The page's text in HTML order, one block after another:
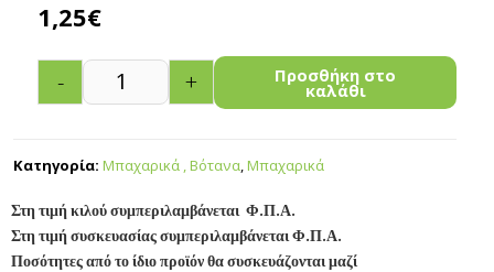
1,25€
- + Προσθήκη στο
καλάθι
Κατηγορία: Μπαχαρικά , Βότανα,Μπαχαρικά
Στη τιμή κιλού συμπεριλαμβάνεται Φ.Π.Α.
Στη τιμή συσκευασίας συμπεριλαμβάνεται Φ.Π.Α.
Ποσότητες από το ίδιο προϊόν θα συσκευάζονται μαζί